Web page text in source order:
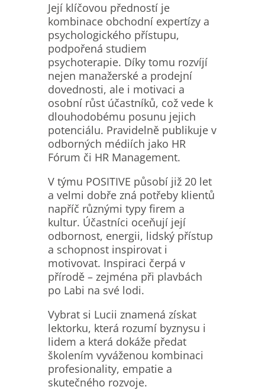
Její klíčovou předností je
kombinace obchodní expertízy a
psychologického přístupu,
podpořená studiem
psychoterapie. Díky tomu rozvíjí
nejen manažerské a prodejní
dovednosti, ale i motivaci a
osobní růst účastníků, což vede k
dlouhodobému posunu jejich
potenciálu. Pravidelně publikuje v
odborných médiích jako HR
Fórum či HR Management.
V týmu POSITIVE působí již 20 let
a velmi dobře zná potřeby klientů
napříč různými typy firem a
kultur. Účastníci oceňují její
odbornost, energii, lidský přístup
a schopnost inspirovat i
motivovat. Inspiraci čerpá v
přírodě – zejména při plavbách
po Labi na své lodi.
Vybrat si Lucii znamená získat
lektorku, která rozumí byznysu i
lidem a která dokáže předat
školením vyváženou kombinaci
profesionality, empatie a
skutečného rozvoje.